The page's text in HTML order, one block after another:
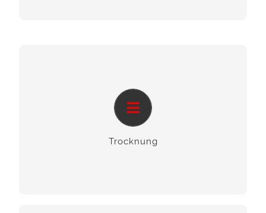
Trocknung
Trocknung
Wir unterstützen Sie bei der Behandlung und